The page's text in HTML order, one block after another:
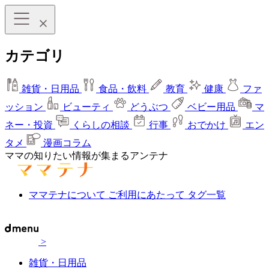
カテゴリ
雑貨・日用品 食品・飲料 教育 健康
ファ
ッション
ビューティ どうぶつ ベビー用品
マ
ネー・投資
くらしの相談 行事 おでかけ
エン
タメ
漫画コラム
ママの知りたい情報が集まるアンテナ
ママテナについて ご利用にあたって タグ一覧
>
雑貨・日用品